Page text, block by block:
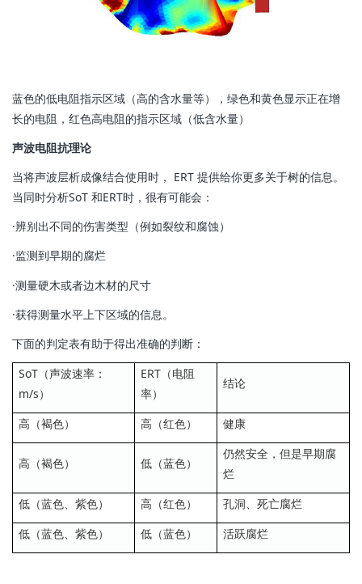
蓝色的低电阻指示区域（高的含水量等）， 绿色和黄色显示正在增
长的电阻， 红色高电阻的指示区域（低含水量）
声波电阻抗理论
当将声波层析成像结合使用时， ERT 提供给你更多关于树的信息。
当同时分析SoT 和ERT时，很有可能会：
·辨别出不同的伤害类型（例如裂纹和腐蚀）
·监测到早期的腐烂
·测量硬木或者边木材的尺寸
·获得测量水平上下区域的信息。
下面的判定表有助于得出准确的判断：
SoT（声波速率：
m/s）
ERT（电阻
率）
结论
高（褐色） 高（红色） 健康
高（褐色） 低（蓝色）
仍然安全，但是早期腐
烂
低（蓝色、紫色）
高（红色）
孔洞、死亡腐烂
低（蓝色、紫色）
低（蓝色） 活跃腐烂